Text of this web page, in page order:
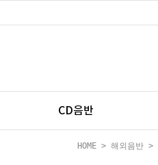
CD음반
HOME > 해외음반 >